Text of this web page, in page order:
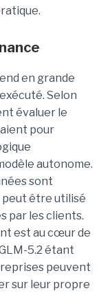
en grande
Selon
évaluer le
pour
autonome.
sont
peut être utilisé
par les clients.
est au cœur de
5.2 étant
peuvent
sur leur propre